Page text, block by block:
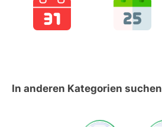
In anderen Kategorien suchen